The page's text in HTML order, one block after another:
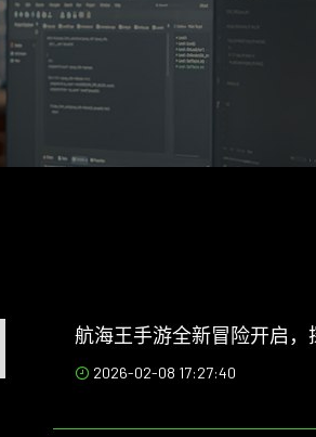
航海王手游全新冒险开启
2026-02-08 17:27:40